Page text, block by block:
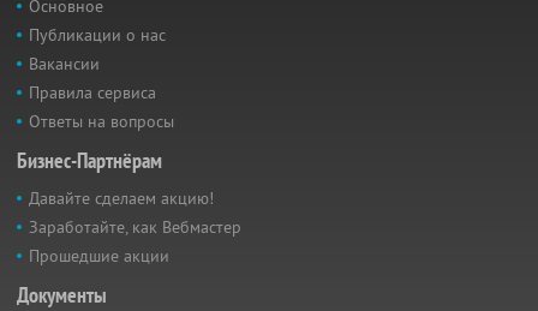
Основное
Публикации о нас
Вакансии
Правила сервиса
Ответы на вопросы
Бизнес-Партнёрам
Давайте сделаем акцию!
Заработайте, как Вебмастер
Прошедшие акции
Документы